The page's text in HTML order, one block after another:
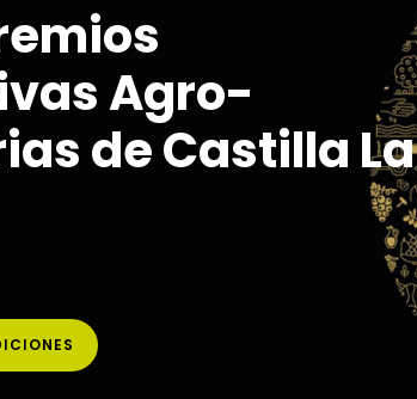
Agro-
de Castilla La